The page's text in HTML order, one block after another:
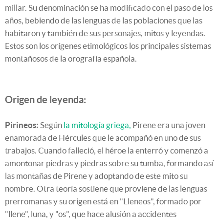
millar. Su denominación se ha modificado con el paso de los
años, bebiendo de las lenguas de las poblaciones que las
habitaron y también de sus personajes, mitos y leyendas.
Estos son los orígenes etimológicos los principales sistemas
montañosos de la orografía española.
Origen de leyenda:
Pirineos: Según la mitología griega, Pirene era una joven
enamorada de Hércules que le acompañó en uno de sus
trabajos. Cuando falleció, el héroe la enterró y comenzó a
amontonar piedras y piedras sobre su tumba, formando así
las montañas de Pirene y adoptando de este mito su
nombre. Otra teoría sostiene que proviene de las lenguas
prerromanas y su origen está en "Lleneos", formado por
"llene", luna, y "os", que hace alusión a accidentes